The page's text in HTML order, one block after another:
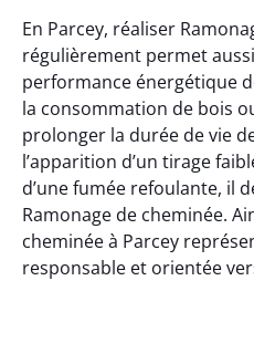
En Parcey, réaliser
régulièrement permet
performance énergétique
la consommation de bois
prolonger la durée de vie
l’apparition d’un tirage
d’une fumée refoulante, il
Ramonage de cheminée.
cheminée à Parcey
responsable et orientée